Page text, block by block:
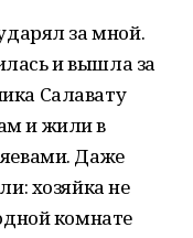
за мной.
и вышла за
Салавату
и жили в
Даже
хозяйка не
комнате